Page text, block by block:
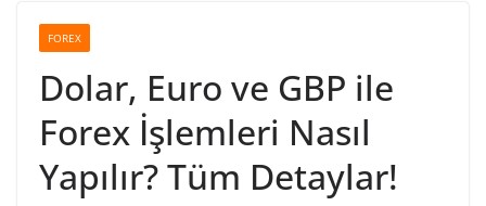
FOREX
Dolar, Euro ve GBP ile
Forex İşlemleri Nasıl
Yapılır? Tüm Detaylar!